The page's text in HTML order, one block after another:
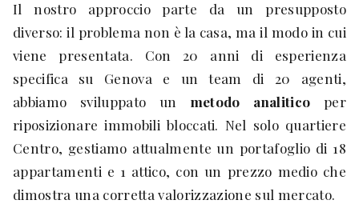
Il nostro approccio parte da un presupposto
diverso: il problema non è la casa, ma il modo in cui
viene presentata. Con 20 anni di esperienza
specifica su Genova e un team di 20 agenti,
abbiamo sviluppato un metodo analitico per
riposizionare immobili bloccati. Nel solo quartiere
Centro, gestiamo attualmente un portafoglio di 18
appartamenti e 1 attico, con un prezzo medio che
dimostra una corretta valorizzazione sul mercato.